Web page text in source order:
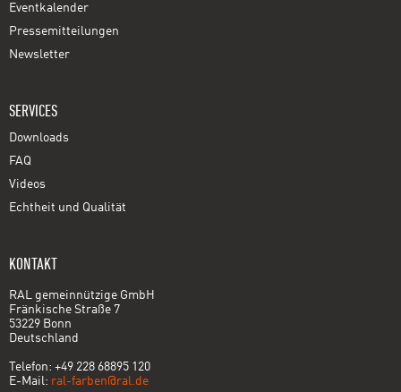
Eventkalender
Pressemitteilungen
Newsletter
SERVICES
Downloads
FAQ
Videos
Echtheit und Qualität
KONTAKT
RAL gemeinnützige GmbH
Fränkische Straße 7
53229 Bonn
Deutschland
Telefon: +49 228 68895 120
E-Mail: ral-farben@ral.de